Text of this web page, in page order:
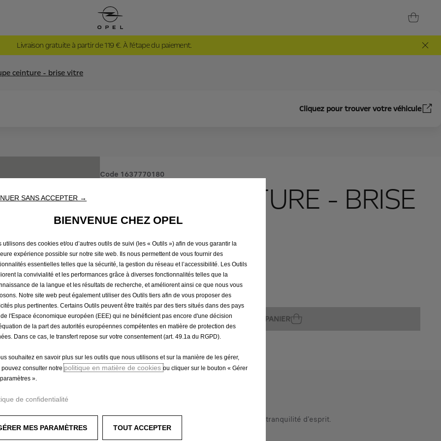
Livraison gratuite à partir de 119 €. À l’étape du paiement.
ceinture - brise vitre
Cliquez pour trouver votre véhicule
Code 1637770180
COUPE CEINTURE - BRISE
VITRE
24,89 €
P
r
i
c
e
i
2
4
TTC/unité
-
+
Q
u
a
t
i
p
Produit en rupture
AJOUTER AU PANIER
se sortir de situations dangereuses.
sauvez la vie. Protégez-vous, ainsi que ceux que vous aimez.
ce produit vous procure une sérénité dans tous vos déplacements et une tranquilité d'esprit.
SANS ACCEPTER →
BIENVENUE CHEZ OPEL
utilisons des cookies et/ou d’autres outils de suivi (les « Outils ») afin de vous garantir la
expérience possible sur notre site web. Ils nous permettent de vous fournir des
essentielles telles que la sécurité, la gestion du réseau et l’accessibilité. Les Outils
la convivialité et les performances grâce à diverses fonctionnalités telles que la
de la langue et les résultats de recherche, et améliorent ainsi ce que nous vous
Notre site web peut également utiliser des Outils tiers afin de vous proposer des
plus pertinentes. Certains Outils peuvent être traités par des tiers situés dans des pays
l'Espace économique européen (EEE) qui ne bénéficient pas encore d'une décision
de la part des autorités européennes compétentes en matière de protection des
Dans ce cas, le transfert repose sur votre consentement (art. 49.1a du RGPD).
souhaitez en savoir plus sur les outils que nous utilisons et sur la manière de les gérer,
pouvez consulter notrepolitique en matière de cookies ou cliquer sur le bouton « Gérer
».
de confidentialité
GÉRER MES PARAMÈTRES TOUT ACCEPTER